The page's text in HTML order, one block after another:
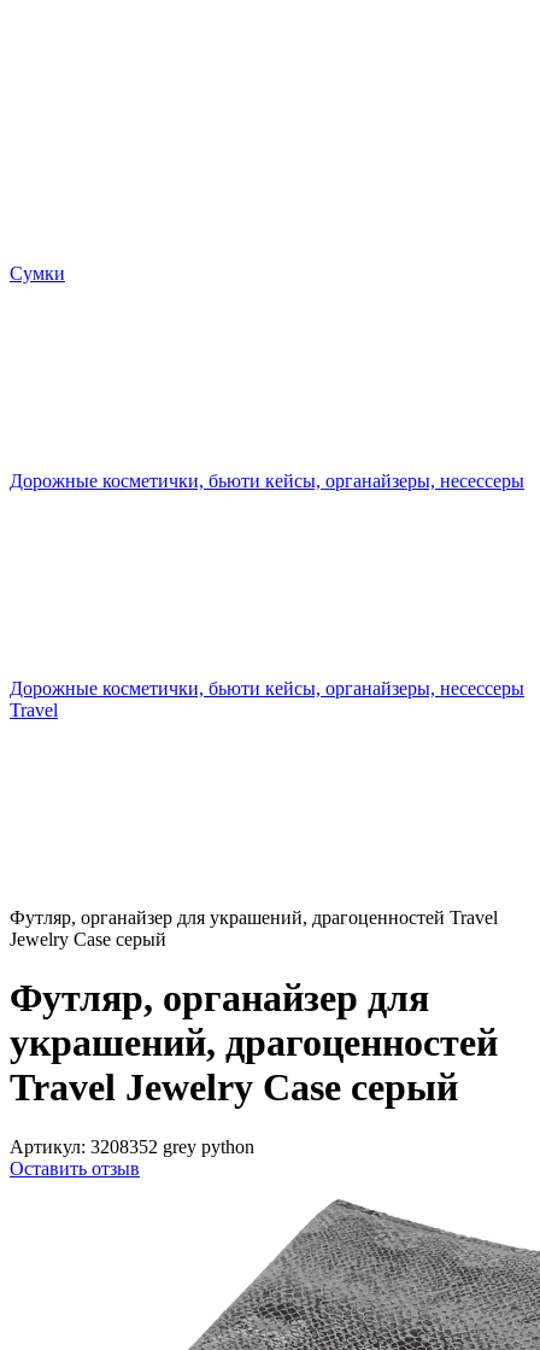
Сумки
Дорожные косметички, бьюти кейсы, органайзеры, несессеры
Дорожные косметички, бьюти кейсы, органайзеры, несессеры
Travel
Футляр, органайзер для украшений, драгоценностей Travel
Jewelry Case серый
Футляр, органайзер для
украшений, драгоценностей
Travel Jewelry Case серый
Артикул: 3208352 grey python
Оставить отзыв